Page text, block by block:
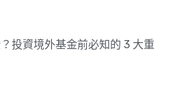
投資境外基金前必知的 3 大重